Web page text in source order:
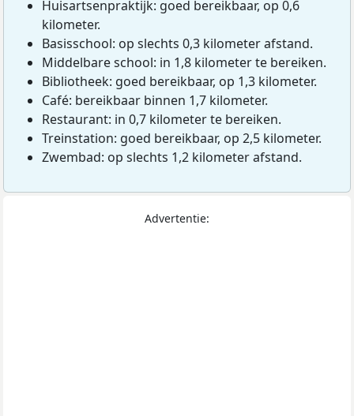
Huisartsenpraktijk: goed bereikbaar, op 0,6
kilometer.
Basisschool: op slechts 0,3 kilometer afstand.
Middelbare school: in 1,8 kilometer te bereiken.
Bibliotheek: goed bereikbaar, op 1,3 kilometer.
Café: bereikbaar binnen 1,7 kilometer.
Restaurant: in 0,7 kilometer te bereiken.
Treinstation: goed bereikbaar, op 2,5 kilometer.
Zwembad: op slechts 1,2 kilometer afstand.
Advertentie: